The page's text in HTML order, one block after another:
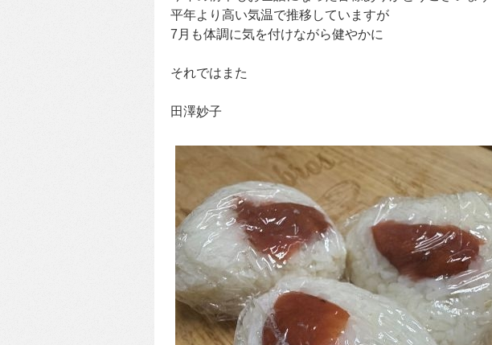
平年より高い気温で推移していますが
7月も体調に気を付けながら健やかに
それではまた
田澤妙子